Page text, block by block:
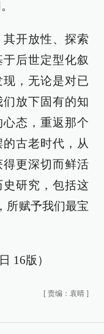
开放性、探索
后世定型化叙
，无论是对已
放下固有的知
态，重返那个
古老时代，从
更深切而鲜活
研究，包括这
所赋予我们最宝
16版）
[ 责编：袁晴 ]